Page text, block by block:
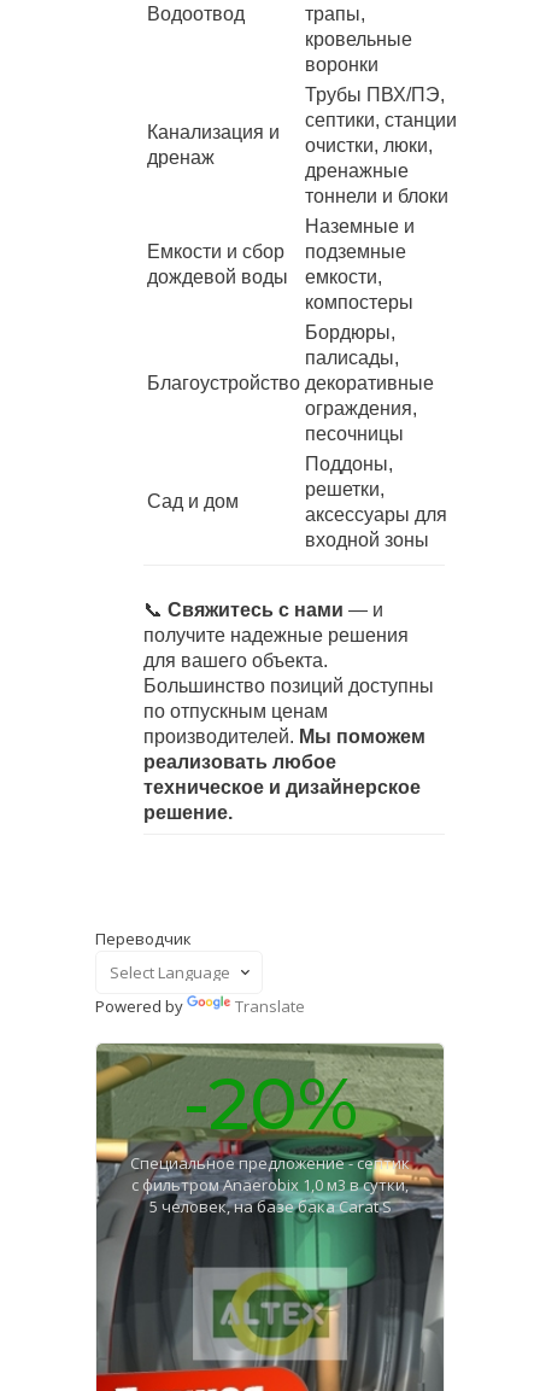
Водоотвод
трапы,
кровельные
воронки
Канализация и
дренаж
Трубы ПВХ/ПЭ,
септики, станции
очистки, люки,
дренажные
тоннели и блоки
Емкости и сбор
дождевой воды
Наземные и
подземные
емкости,
компостеры
Благоустройство
Бордюры,
палисады,
декоративные
ограждения,
песочницы
Сад и дом
Поддоны,
решетки,
аксессуары для
входной зоны
📞 Свяжитесь с нами — и
получите надежные решения
для вашего объекта.
Большинство позиций доступны
по отпускным ценам
производителей. Мы поможем
реализовать любое
техническое и дизайнерское
решение.
Переводчик
Powered by Translate
-20%
Специальное предложение - септик
с фильтром Anaerobix 1,0 м3 в сутки,
5 человек, на базе бака Carat S